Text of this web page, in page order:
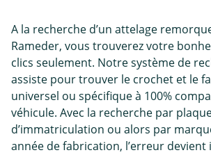
A la recherche d’un attelage
Rameder, vous trouverez votre
clics seulement. Notre système de
assiste pour trouver le crochet et le
universel ou spécifique à 100%
véhicule. Avec la recherche par
d’immatriculation ou alors par
année de fabrication, l’erreur devient